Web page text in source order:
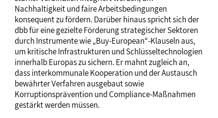
Nachhaltigkeit und faire Arbeitsbedingungen
konsequent zu fördern. Darüber hinaus spricht sich der
dbb für eine gezielte Förderung strategischer Sektoren
durch Instrumente wie „Buy-European“-Klauseln aus,
um kritische Infrastrukturen und Schlüsseltechnologien
innerhalb Europas zu sichern. Er mahnt zugleich an,
dass interkommunale Kooperation und der Austausch
bewährter Verfahren ausgebaut sowie
Korruptionsprävention und Compliance-Maßnahmen
gestärkt werden müssen.